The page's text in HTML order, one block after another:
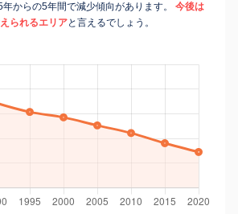
からの5年間で減少傾向があります。
今後は
られるエリアと言えるでしょう。